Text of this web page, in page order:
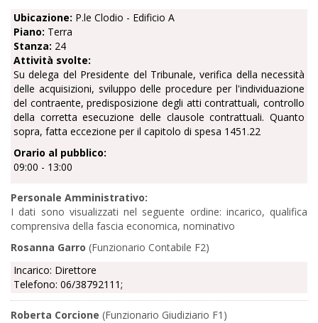
Ubicazione: P.le Clodio - Edificio A
Piano: Terra
Stanza: 24
Attività svolte:
Su delega del Presidente del Tribunale, verifica della necessità
delle acquisizioni, sviluppo delle procedure per l'individuazione
del contraente, predisposizione degli atti contrattuali, controllo
della corretta esecuzione delle clausole contrattuali. Quanto
sopra, fatta eccezione per il capitolo di spesa 1451.22
Orario al pubblico:
09:00 - 13:00
Personale Amministrativo:
I dati sono visualizzati nel seguente ordine: incarico, qualifica
comprensiva della fascia economica, nominativo
Rosanna Garro (Funzionario Contabile F2)
Incarico: Direttore
Telefono: 06/38792111;
Roberta Corcione (Funzionario Giudiziario F1)